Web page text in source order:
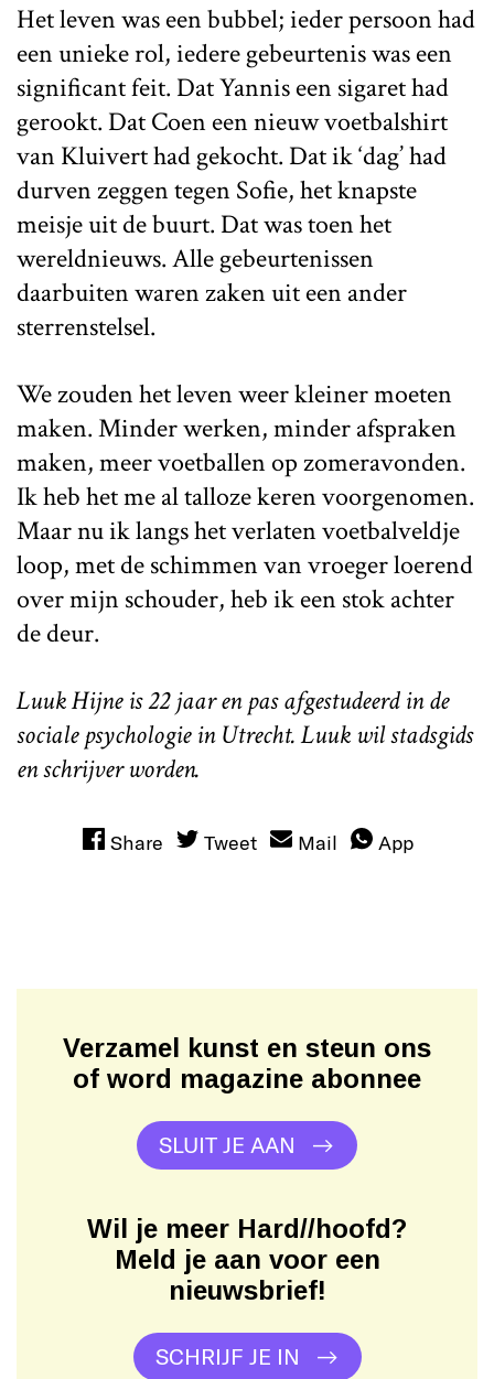
Het leven was een bubbel; ieder persoon had
een unieke rol, iedere gebeurtenis was een
significant feit. Dat Yannis een sigaret had
gerookt. Dat Coen een nieuw voetbalshirt
van Kluivert had gekocht. Dat ik ‘dag’ had
durven zeggen tegen Sofie, het knapste
meisje uit de buurt. Dat was toen het
wereldnieuws. Alle gebeurtenissen
daarbuiten waren zaken uit een ander
sterrenstelsel.
We zouden het leven weer kleiner moeten
maken. Minder werken, minder afspraken
maken, meer voetballen op zomeravonden.
Ik heb het me al talloze keren voorgenomen.
Maar nu ik langs het verlaten voetbalveldje
loop, met de schimmen van vroeger loerend
over mijn schouder, heb ik een stok achter
de deur.
Luuk Hijne is 22 jaar en pas afgestudeerd in de
sociale psychologie in Utrecht. Luuk wil stadsgids
en schrijver worden.
Share Tweet Mail App
Verzamel kunst en steun ons
of word magazine abonnee
SLUIT JE AAN
Wil je meer Hard//hoofd?
Meld je aan voor een
nieuwsbrief!
SCHRIJF JE IN